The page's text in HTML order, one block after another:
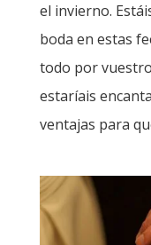
el invierno.
boda en estas
todo por
estaríais
ventajas para